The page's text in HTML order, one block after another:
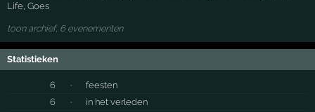
Life,Goes
toon archief, 6 evenementen
Statistieken
6 ·
feesten
6
·
in het verleden